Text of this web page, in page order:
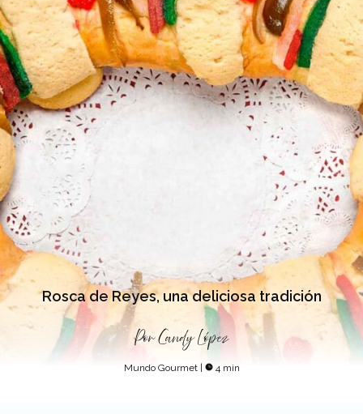
Rosca de Reyes, una deliciosa tradición
PorCandy López
Mundo Gourmet | 4 min